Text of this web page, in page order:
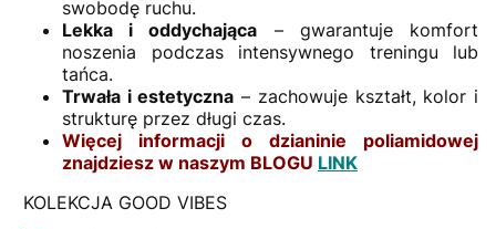
swobodę ruchu.
Lekka i oddychająca – gwarantuje komfort
noszenia podczas intensywnego treningu lub
tańca.
Trwała i estetyczna – zachowuje kształt, kolor i
strukturę przez długi czas.
Więcej informacji o dzianinie poliamidowej
znajdziesz w naszym BLOGU LINK
KOLEKCJA GOOD VIBES